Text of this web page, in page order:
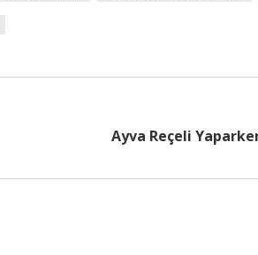
Ayva Reçeli